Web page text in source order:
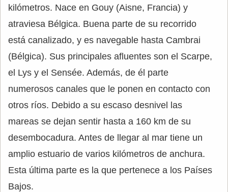
kilómetros. Nace en Gouy (Aisne, Francia) y
atraviesa Bélgica. Buena parte de su recorrido
está canalizado, y es navegable hasta Cambrai
(Bélgica). Sus principales afluentes son el Scarpe,
el Lys y el Sensée. Además, de él parte
numerosos canales que le ponen en contacto con
otros ríos. Debido a su escaso desnivel las
mareas se dejan sentir hasta a 160 km de su
desembocadura. Antes de llegar al mar tiene un
amplio estuario de varios kilómetros de anchura.
Esta última parte es la que pertenece a los Países
Bajos.